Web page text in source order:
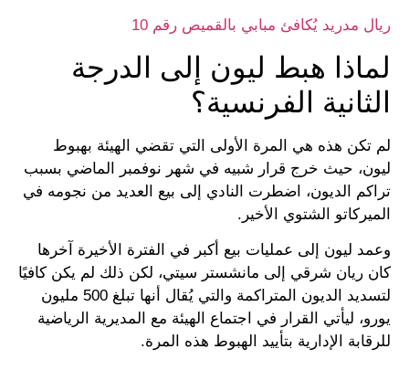
ريال مدريد يُكافئ مبابي بالقميص رقم 10
لماذا هبط ليون إلى الدرجة
الثانية الفرنسية؟
لم تكن هذه هي المرة الأولى التي تقضي الهيئة بهبوط
ليون، حيث خرج قرار شبيه في شهر نوفمبر الماضي بسبب
تراكم الديون، اضطرت النادي إلى بيع العديد من نجومه في
الميركاتو الشتوي الأخير.
وعمد ليون إلى عمليات بيع أكبر في الفترة الأخيرة آخرها
كان ريان شرقي إلى مانشستر سيتي، لكن ذلك لم يكن كافيًا
لتسديد الديون المتراكمة والتي يُقال أنها تبلغ 500 مليون
يورو، ليأتي القرار في اجتماع الهيئة مع المديرية الرياضية
للرقابة الإدارية بتأييد الهبوط هذه المرة.